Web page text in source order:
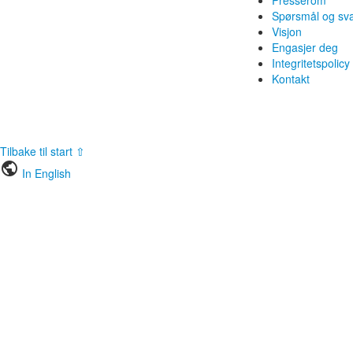
Spørsmål og
Visjon
Engasjer deg
Integritetspolicy
Kontakt
Tilbake til start ⇧
public In English